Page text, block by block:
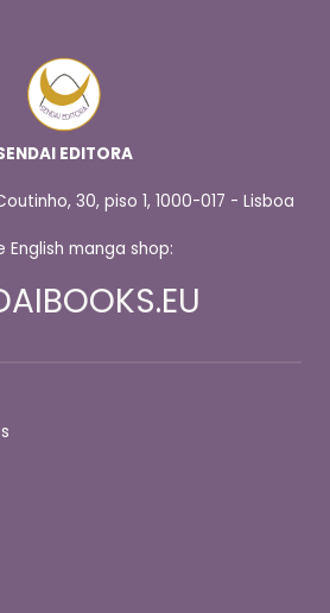
EDITORA
30, piso 1, 1000-017 - Lisboa
English manga shop: